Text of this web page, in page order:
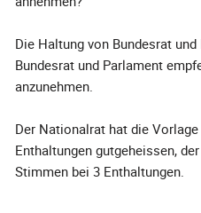
Die Haltung von Bundesrat und
Bundesrat und Parlament
anzunehmen.
Der Nationalrat hat die
Enthaltungen gutgeheissen,
Stimmen bei 3 Enthaltungen.